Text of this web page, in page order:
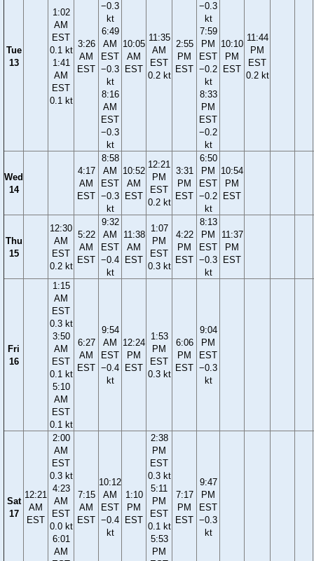
Tue
13
1:02
AM
EST
0.1 kt
1:41
AM
EST
0.1 kt
3:26
AM
EST
−0.3
kt
6:49
AM
EST
−0.3
kt
8:16
AM
EST
−0.3
kt
10:05
AM
EST
11:35
AM
EST
0.2 kt
2:55
PM
EST
−0.3
kt
7:59
PM
EST
−0.2
kt
8:33
PM
EST
−0.2
kt
10:10
PM
EST
11:44
PM
EST
0.2 kt
Wed
14
4:17
AM
EST
8:58
AM
EST
−0.3
kt
10:52
AM
EST
12:21
PM
EST
0.2 kt
3:31
PM
EST
6:50
PM
EST
−0.2
kt
10:54
PM
EST
Thu
15
12:30
AM
EST
0.2 kt
5:22
AM
EST
9:32
AM
EST
−0.4
kt
11:38
AM
EST
1:07
PM
EST
0.3 kt
4:22
PM
EST
8:13
PM
EST
−0.3
kt
11:37
PM
EST
Fri
16
1:15
AM
EST
0.3 kt
3:50
AM
EST
0.1 kt
5:10
AM
EST
0.1 kt
6:27
AM
EST
9:54
AM
EST
−0.4
kt
12:24
PM
EST
1:53
PM
EST
0.3 kt
6:06
PM
EST
9:04
PM
EST
−0.3
kt
Sat
17
12:21
AM
EST
2:00
AM
EST
0.3 kt
4:23
AM
EST
0.0 kt
6:01
AM
7:15
AM
EST
10:12
AM
EST
−0.4
kt
1:10
PM
EST
2:38
PM
EST
0.3 kt
5:11
PM
EST
0.1 kt
5:53
PM
7:17
PM
EST
9:47
PM
EST
−0.3
kt